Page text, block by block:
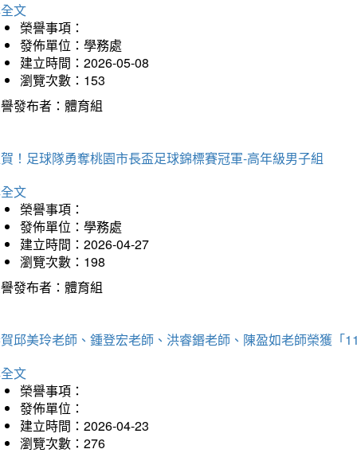
文
榮譽事項：
發佈單位：學務處
建立時間：2026-05-08
瀏覽次數：153
發布者：體育組
！足球隊勇奪桃園市長盃足球錦標賽冠軍-高年級男子組
文
榮譽事項：
發佈單位：學務處
建立時間：2026-04-27
瀏覽次數：198
發布者：體育組
邱美玲老師、鍾登宏老師、洪睿鍲老師、陳盈如老師榮獲「
文
榮譽事項：
發佈單位：
建立時間：2026-04-23
瀏覽次數：276